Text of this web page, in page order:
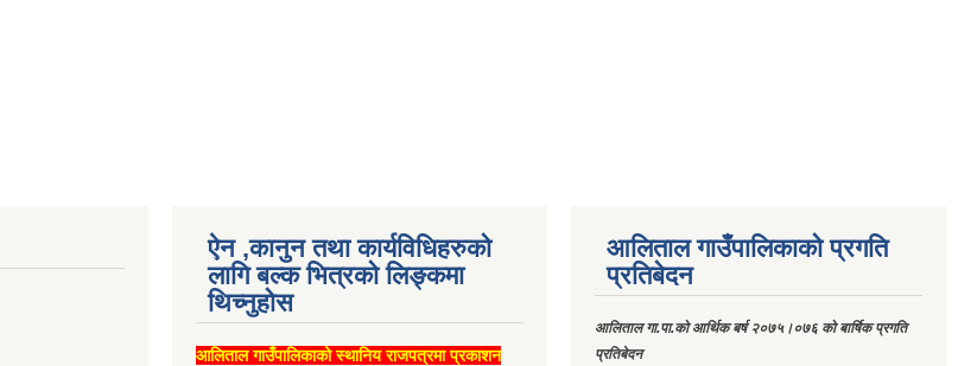
ऐन ,कानुन तथा कार्यविधिहरुको
लागि बल्क भित्रको लिङ्कमा
थिच्‍नुहोस
आलिताल गाउँपालिकाको स्थानिय राजपत्रमा प्रकाशन
आलिताल गाउँपालिकाको प्रगति
प्रतिबेदन
आलिताल गा.पा.को आर्थिक बर्ष २०७५।०७६ को बार्षिक प्रगति
प्रतिबेदन